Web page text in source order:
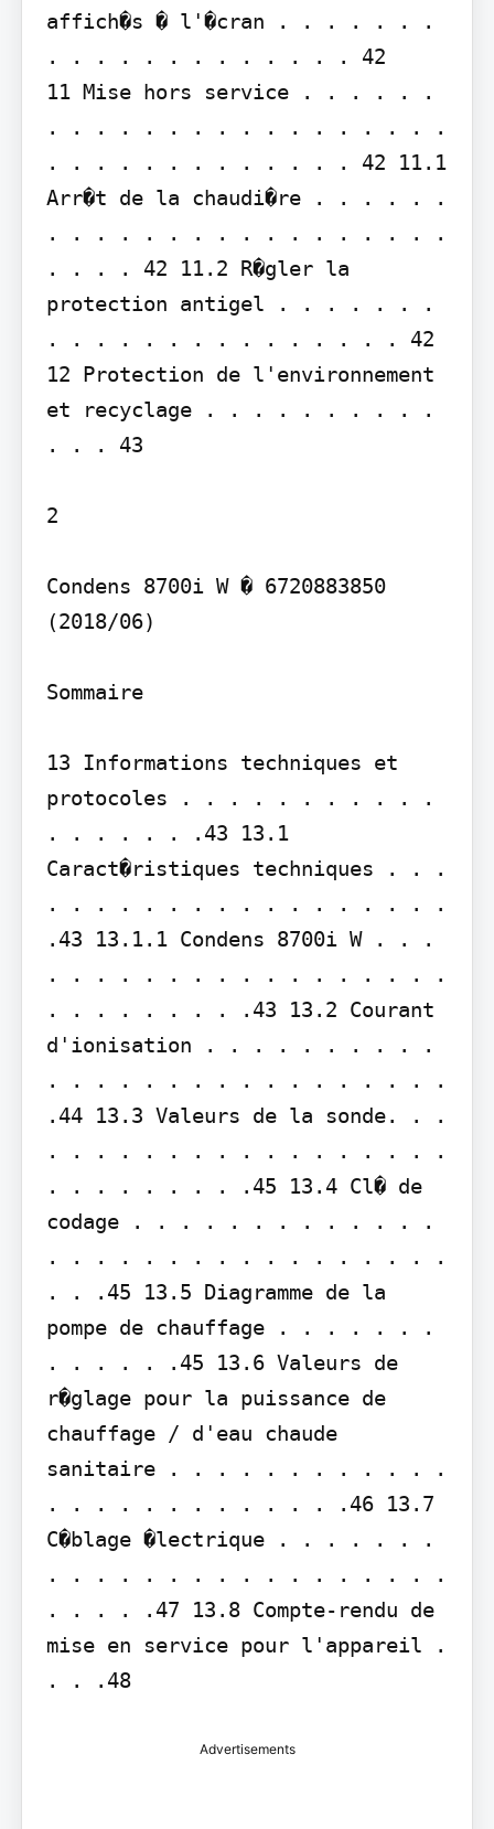
affich�s � l'�cran . . . . . . .
. . . . . . . . . . . . . 42
11 Mise hors service . . . . . .
. . . . . . . . . . . . . . . . .
. . . . . . . . . . . . . 42 11.1
Arr�t de la chaudi�re . . . . . .
. . . . . . . . . . . . . . . . .
. . . . 42 11.2 R�gler la
protection antigel . . . . . . .
. . . . . . . . . . . . . . . 42
12 Protection de l'environnement
et recyclage . . . . . . . . . .
. . . 43
2
Condens 8700i W � 6720883850
(2018/06)
Sommaire
13 Informations techniques et
protocoles . . . . . . . . . . .
. . . . . . .43 13.1
Caract�ristiques techniques . . .
. . . . . . . . . . . . . . . . .
.43 13.1.1 Condens 8700i W . . .
. . . . . . . . . . . . . . . . .
. . . . . . . . .43 13.2 Courant
d'ionisation . . . . . . . . . .
. . . . . . . . . . . . . . . . .
.44 13.3 Valeurs de la sonde. . .
. . . . . . . . . . . . . . . . .
. . . . . . . . .45 13.4 Cl� de
codage . . . . . . . . . . . . .
. . . . . . . . . . . . . . . . .
. . .45 13.5 Diagramme de la
pompe de chauffage . . . . . . .
. . . . . .45 13.6 Valeurs de
r�glage pour la puissance de
chauffage / d'eau chaude
sanitaire . . . . . . . . . . . .
. . . . . . . . . . . . .46 13.7
C�blage �lectrique . . . . . . .
. . . . . . . . . . . . . . . . .
. . . . .47 13.8 Compte-rendu de
mise en service pour l'appareil .
. . .48
Advertisements